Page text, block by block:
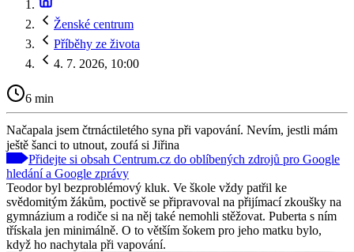
Ženské centrum
Příběhy ze života
4. 7. 2026, 10:00
6 min
Načapala jsem čtrnáctiletého syna při vapování. Nevím, jestli mám
ještě šanci to utnout, zoufá si Jiřina
Přidejte si obsah Centrum.cz do oblíbených zdrojů pro Google
hledání a Google zprávy
Teodor byl bezproblémový kluk. Ve škole vždy patřil ke
svědomitým žákům, poctivě se připravoval na přijímací zkoušky na
gymnázium a rodiče si na něj také nemohli stěžovat. Puberta s ním
třískala jen minimálně. O to větším šokem pro jeho matku bylo,
když ho nachytala při vapování.